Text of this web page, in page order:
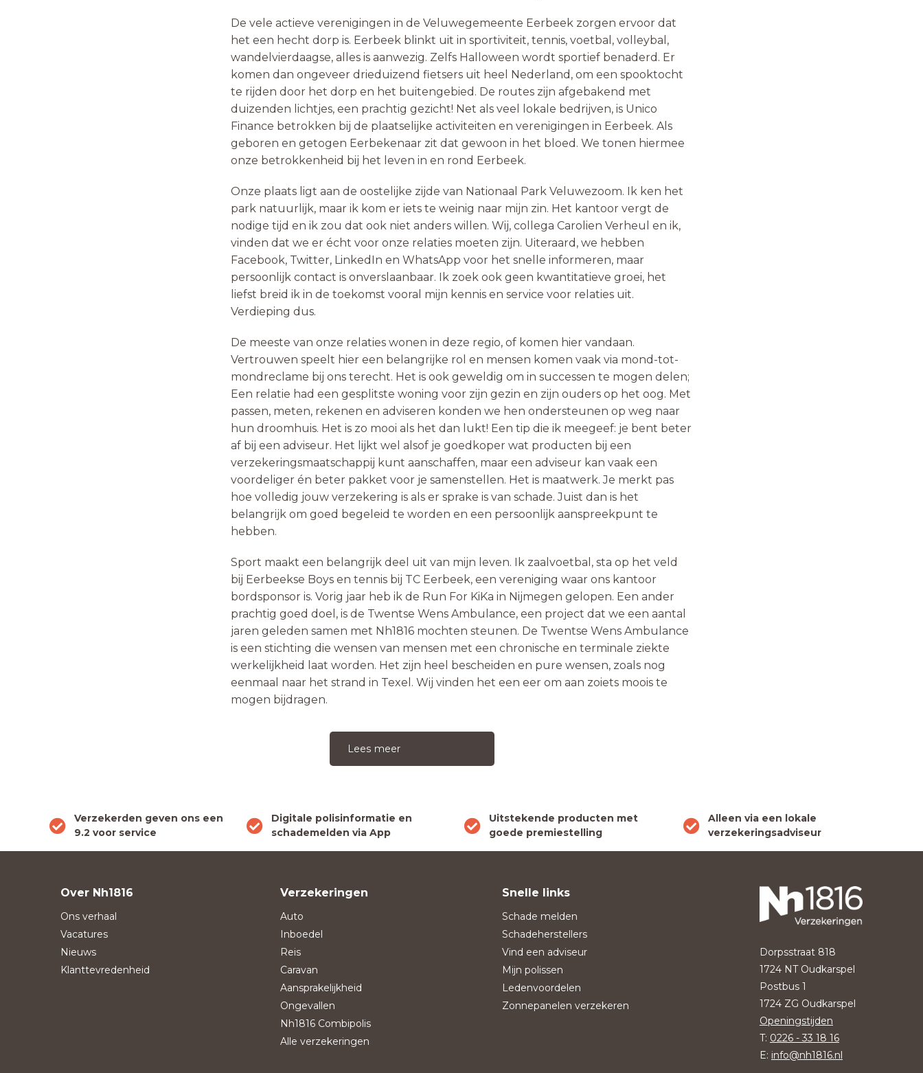
De vele actieve verenigingen in de Veluwegemeente Eerbeek zorgen ervoor dat
het een hecht dorp is. Eerbeek blinkt uit in sportiviteit, tennis, voetbal, volleybal,
wandelvierdaagse, alles is aanwezig. Zelfs Halloween wordt sportief benaderd. Er
komen dan ongeveer drieduizend fietsers uit heel Nederland, om een spooktocht
te rijden door het dorp en het buitengebied. De routes zijn afgebakend met
duizenden lichtjes, een prachtig gezicht! Net als veel lokale bedrijven, is Unico
Finance betrokken bij de plaatselijke activiteiten en verenigingen in Eerbeek. Als
geboren en getogen Eerbekenaar zit dat gewoon in het bloed. We tonen hiermee
onze betrokkenheid bij het leven in en rond Eerbeek.
Onze plaats ligt aan de oostelijke zijde van Nationaal Park Veluwezoom. Ik ken het
park natuurlijk, maar ik kom er iets te weinig naar mijn zin. Het kantoor vergt de
nodige tijd en ik zou dat ook niet anders willen. Wij, collega Carolien Verheul en ik,
vinden dat we er écht voor onze relaties moeten zijn. Uiteraard, we hebben
Facebook, Twitter, LinkedIn en WhatsApp voor het snelle informeren, maar
persoonlijk contact is onverslaanbaar. Ik zoek ook geen kwantitatieve groei, het
liefst breid ik in de toekomst vooral mijn kennis en service voor relaties uit.
Verdieping dus.
De meeste van onze relaties wonen in deze regio, of komen hier vandaan.
Vertrouwen speelt hier een belangrijke rol en mensen komen vaak via mond-tot-
mondreclame bij ons terecht. Het is ook geweldig om in successen te mogen delen;
Een relatie had een gesplitste woning voor zijn gezin en zijn ouders op het oog. Met
passen, meten, rekenen en adviseren konden we hen ondersteunen op weg naar
hun droomhuis. Het is zo mooi als het dan lukt! Een tip die ik meegeef: je bent beter
af bij een adviseur. Het lijkt wel alsof je goedkoper wat producten bij een
verzekeringsmaatschappij kunt aanschaffen, maar een adviseur kan vaak een
voordeliger én beter pakket voor je samenstellen. Het is maatwerk. Je merkt pas
hoe volledig jouw verzekering is als er sprake is van schade. Juist dan is het
belangrijk om goed begeleid te worden en een persoonlijk aanspreekpunt te
hebben.
Sport maakt een belangrijk deel uit van mijn leven. Ik zaalvoetbal, sta op het veld
bij Eerbeekse Boys en tennis bij TC Eerbeek, een vereniging waar ons kantoor
bordsponsor is. Vorig jaar heb ik de Run For KiKa in Nijmegen gelopen. Een ander
prachtig goed doel, is de Twentse Wens Ambulance, een project dat we een aantal
jaren geleden samen met Nh1816 mochten steunen. De Twentse Wens Ambulance
is een stichting die wensen van mensen met een chronische en terminale ziekte
werkelijkheid laat worden. Het zijn heel bescheiden en pure wensen, zoals nog
eenmaal naar het strand in Texel. Wij vinden het een eer om aan zoiets moois te
mogen bijdragen.
Lees meer
Verzekerden geven ons een
9.2 voor service
Digitale polisinformatie en
schademelden via App
Uitstekende producten met
goede premiestelling
Alleen via een lokale
verzekeringsadviseur
Over Nh1816
Ons verhaal
Vacatures
Nieuws
Klanttevredenheid
Verzekeringen
Auto
Inboedel
Reis
Caravan
Aansprakelijkheid
Ongevallen
Nh1816 Combipolis
Alle verzekeringen
Snelle links
Schade melden
Schadeherstellers
Vind een adviseur
Mijn polissen
Ledenvoordelen
Zonnepanelen verzekeren
Dorpsstraat 818
1724 NT Oudkarspel
Postbus 1
1724 ZG Oudkarspel
Openingstijden
T: 0226 - 33 18 16
E: info@nh1816.nl